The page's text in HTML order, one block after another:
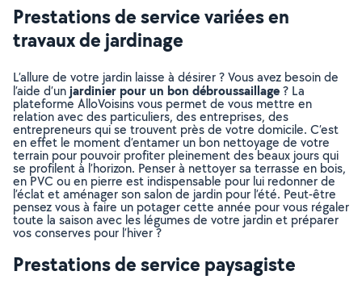
Prestations de service variées en
travaux de jardinage
L’allure de votre jardin laisse à désirer ? Vous avez besoin de
l’aide d’unjardinier pour un bon débroussaillage? La
plateforme AlloVoisins vous permet de vous mettre en
relation avec des particuliers, des entreprises, des
entrepreneurs qui se trouvent près de votre domicile. C’est
en effet le moment d’entamer un bon nettoyage de votre
terrain pour pouvoir profiter pleinement des beaux jours qui
se profilent à l’horizon. Penser à nettoyer sa terrasse en bois,
en PVC ou en pierre est indispensable pour lui redonner de
l’éclat et aménager son salon de jardin pour l’été. Peut-être
pensez vous à faire un potager cette année pour vous régaler
toute la saison avec les légumes de votre jardin et préparer
vos conserves pour l’hiver ?
Prestations de service paysagiste